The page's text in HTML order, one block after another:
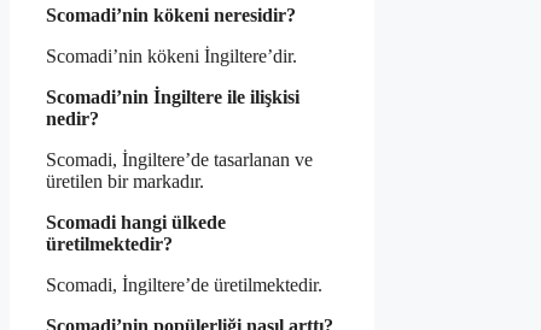
Scomadi’nin kökeni neresidir?
Scomadi’nin kökeni İngiltere’dir.
Scomadi’nin İngiltere ile ilişkisi
nedir?
Scomadi, İngiltere’de tasarlanan ve
üretilen bir markadır.
Scomadi hangi ülkede
üretilmektedir?
Scomadi, İngiltere’de üretilmektedir.
Scomadi’nin popülerliği nasıl arttı?